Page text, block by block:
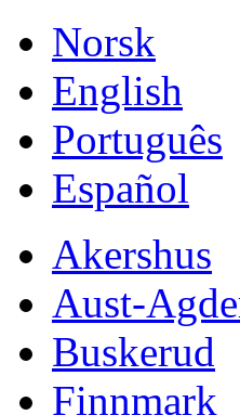
Norsk
English
Português
Español
Akershus
Aust-
Buskerud
Finnmark